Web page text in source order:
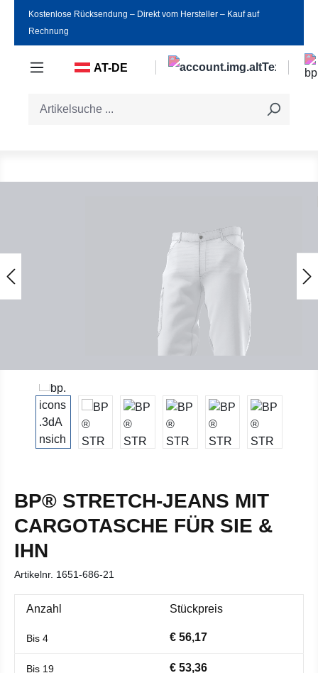
Zum Hauptinhalt springen
Kostenlose Rücksendung ‒ Direkt vom Hersteller ‒ Kauf auf
Rechnung
AT-DE
BP® STRETCH-JEANS MIT
CARGOTASCHE FÜR SIE &
IHN
Artikelnr. 1651-686-21
Anzahl Stückpreis
Bis 4 € 56,17
Bis 19 € 53,36